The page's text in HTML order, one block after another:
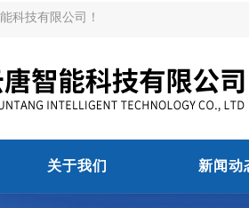
科技有限公司！
关于我们 新闻动